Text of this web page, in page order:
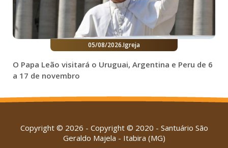
05/08/2026.Igreja
O Papa Leão visitará o Uruguai, Argentina e Peru de 6
a 17 de novembro
Copyright © 2026 - Copyright © 2020 - Santuário São
Geraldo Majela - Itabira (MG)